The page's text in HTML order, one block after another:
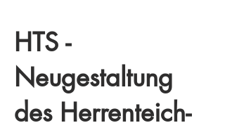
HTS -
Neugestaltung
des Herrenteich-